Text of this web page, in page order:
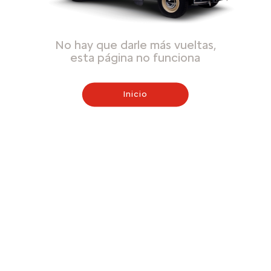
No hay que darle más vueltas,
esta página no funciona
Inicio